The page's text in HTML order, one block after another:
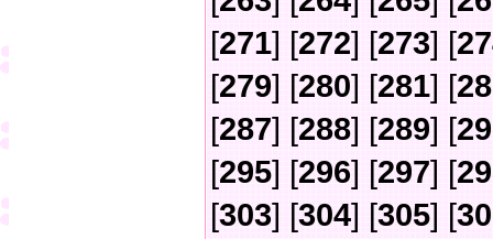
[271] [272] [273] [
[279] [280] [281] [
[287] [288] [289] [
[295] [296] [297] [
[303] [304] [305] [